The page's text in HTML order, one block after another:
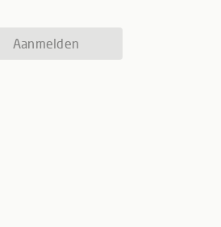
Aanmelden